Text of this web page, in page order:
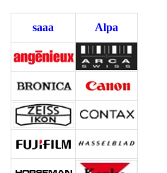
saaa Alpa